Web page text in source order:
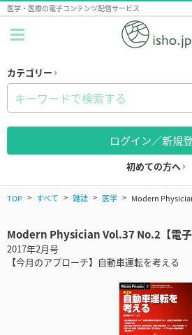
医学・医療の電子コンテンツ配信サービス
カテゴリー
ログイン／新規
初めての方へ
TOP すべて 雑誌 医学 Modern
Modern Physician Vol.37 No.2【電子
2017年2月号
【今月のアプローチ】自動車運転を考える